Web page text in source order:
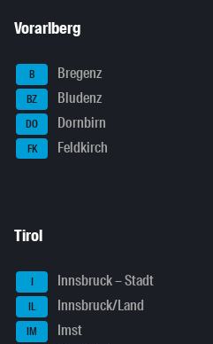
Vorarlberg
B Bregenz
BZ Bludenz
DO Dornbirn
FK Feldkirch
Tirol
I Innsbruck – Stadt
IL Innsbruck/Land
IM Imst